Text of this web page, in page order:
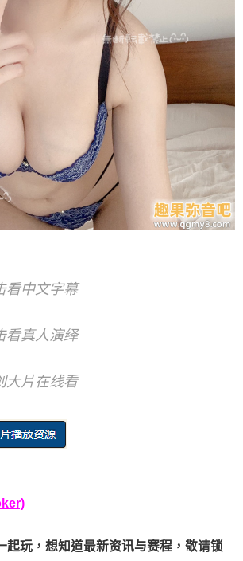
看中文字幕
看真人演绎
大片在线看
玩， 想知道最新资讯与赛程， 敬请锁